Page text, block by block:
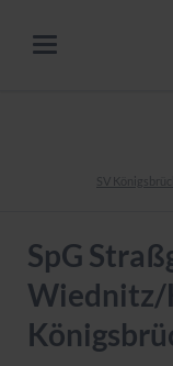
SV
SpG
Wiednitz/